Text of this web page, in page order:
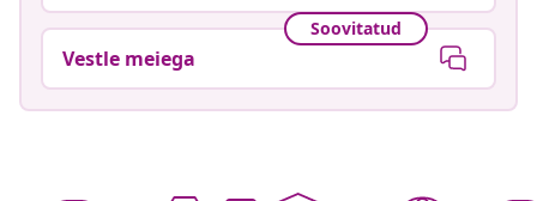
Soovitatud
Vestle meiega